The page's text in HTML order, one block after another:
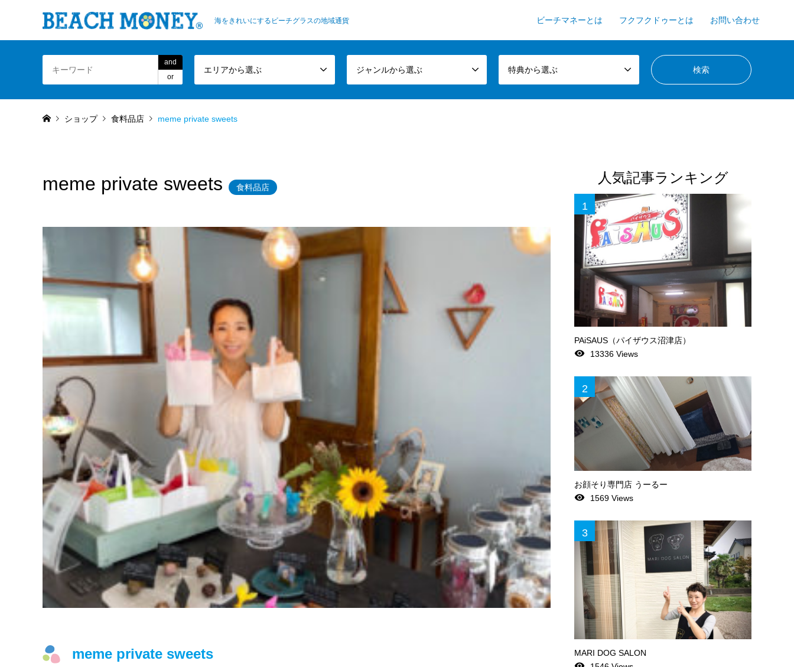
海をきれいにするビーチグラスの地域通貨 ビーチマネーとは フクフクドゥーとは お問い合わせ
and
or
エリアから選ぶ ジャンルから選ぶ 特典から選ぶ
ショップ 食料品店 meme private sweets
meme private sweets 食料品店
meme private sweets
人気記事ランキング
1
PAiSAUS（パイザウス沼津店）
remove_red_eye 13336 Views
2
お顔そり専門店 うーるー
remove_red_eye 1569 Views
3
MARI DOG SALON